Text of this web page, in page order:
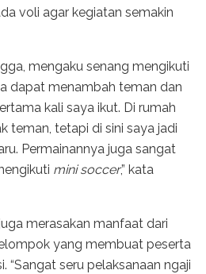
voli agar kegiatan semakin
mengaku senang mengikuti
dapat menambah teman dan
kali saya ikut. Di rumah
teman, tetapi di sini saya jadi
Permainannya juga sangat
mini soccer,” kata
merasakan manfaat dari
yang membuat peserta
“Sangat seru pelaksanaan ngaji